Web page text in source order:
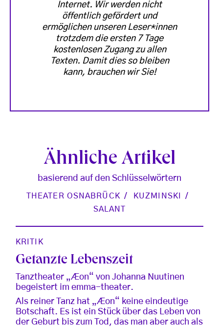
Internet. Wir werden nicht
öffentlich gefördert und
ermöglichen unseren Leser*innen
trotzdem die ersten 7 Tage
kostenlosen Zugang zu allen
Texten. Damit dies so bleiben
kann, brauchen wir Sie!
Ähnliche Artikel
basierend auf den Schlüsselwörtern
THEATER OSNABRÜCK
KUZMINSKI
SALANT
KRITIK
Getanzte Lebenszeit
Tanztheater „Æon“ von Johanna Nuutinen
begeistert im emma-theater.
Als reiner Tanz hat „Æon“ keine eindeutige
Botschaft. Es ist ein Stück über das Leben von
der Geburt bis zum Tod, das man aber auch als